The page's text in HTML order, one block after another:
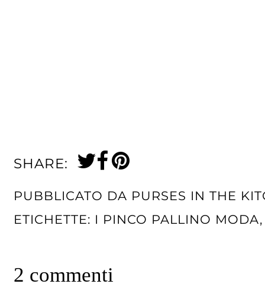
SHARE:
PUBBLICATO DA PURSES IN THE
ETICHETTE: I PINCO PALLINO MODA
2 commenti